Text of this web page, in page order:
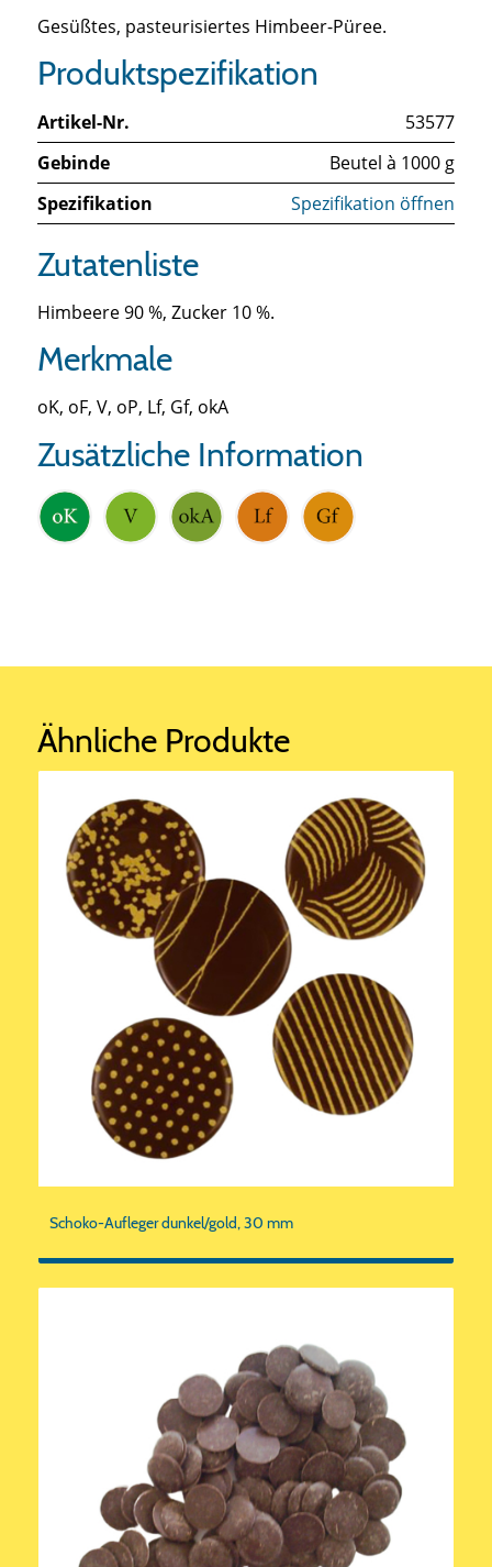
Gesüßtes, pasteurisiertes Himbeer-Püree.
Produktspezifikation
Artikel-Nr.
53577
Gebinde
Beutel à 1000 g
Spezifikation
Spezifikation öffnen
Zutatenliste
Himbeere 90 %, Zucker 10 %.
Merkmale
oK, oF, V, oP, Lf, Gf, okA
Zusätzliche Information
Ähnliche Produkte
Schoko-Aufleger dunkel/gold, 30 mm